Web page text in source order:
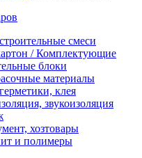
смеси
/ Комплектующие
блоки
материалы
клея
звукоизоляция
хозтовары
и полимеры